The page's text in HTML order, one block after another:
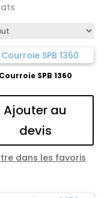
Courroie SPB 1360
Ajouter au
devis
dans les favoris